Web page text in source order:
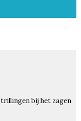
bij het zagen